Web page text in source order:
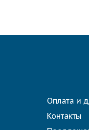
Оплата и
Контакты